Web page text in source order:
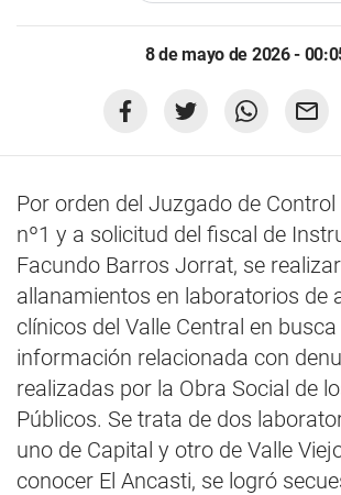
8 de mayo de 2026 -
Por orden del Juzgado de
nº1 y a solicitud del fiscal de
Facundo Barros Jorrat, se
allanamientos en laboratorios de
clínicos del Valle Central en busca
información relacionada con
realizadas por la Obra Social de
Públicos. Se trata de dos
uno de Capital y otro de Valle
conocer El Ancasti, se logró